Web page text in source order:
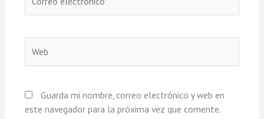
electrónico*
Guarda mi nombre, correo electrónico y web en
este navegador para la próxima vez que comente.